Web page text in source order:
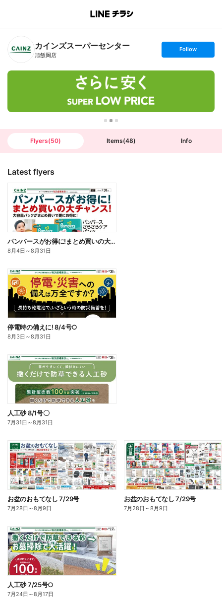
B
n
h
T
カインズスーパーセンター
旭飯岡店
s
t
o
Follow
Flyers(50) Items(48) Info
Latest flyers
パンパースがお得に!まとめ買いの大チャンス!〇
8月4日 ～8月31日
停電時の備えに! 8/4号○
8月3日 ～8月31日
人工砂 8/1号〇
7月31日 ～8月31日
お盆のおもてなし 7/29号
7月28日 ～8月9日
お盆のおもてなし 7/29号
7月28日 ～8月9日
人工砂 7/25号○
7月24日 ～8月17日